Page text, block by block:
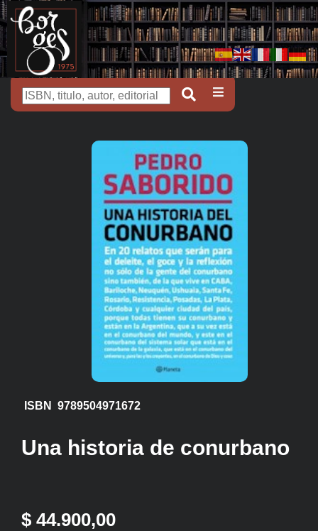
ISBN 9789504971672
Una historia de conurbano
$ 44.900,00